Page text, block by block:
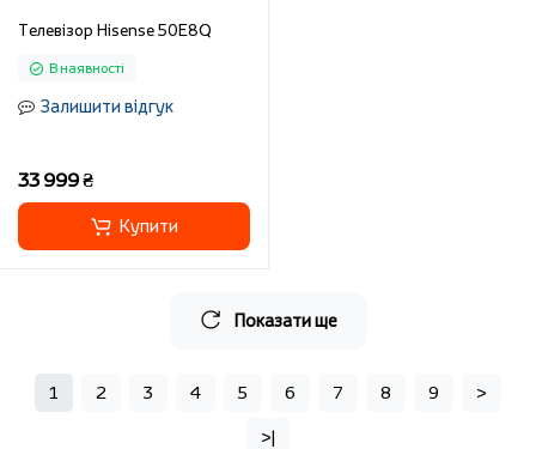
Телевізор Hisense 50E8Q
В наявності
Залишити відгук
33 999 ₴
Купити
Показати ще
1 2 3 4 5 6 7 8 9
>
>|